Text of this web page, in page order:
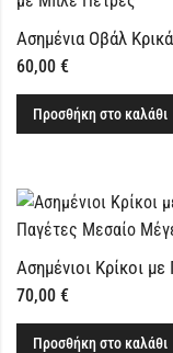
60,00 €
Προσθήκη στο καλάθι
70,00 €
Προσθήκη στο καλάθι